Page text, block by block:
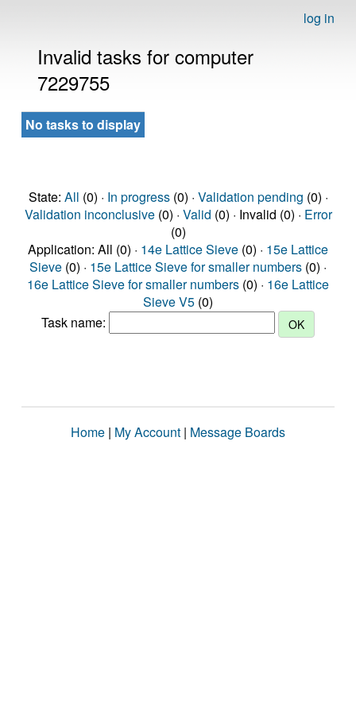
log in
Invalid tasks for computer
7229755
No tasks to display
State: All (0) · In progress(0) · Validation pending (0) ·
Validation inconclusive(0) · Valid (0) · Invalid (0) · Error
(0)
Application: All (0) · 14e Lattice Sieve (0) · 15e Lattice
Sieve (0) · 15e Lattice Sieve for smaller numbers (0) ·
16e Lattice Sieve for smaller numbers (0) · 16e Lattice
Sieve V5 (0)
Task name:
Home | My Account | Message Boards